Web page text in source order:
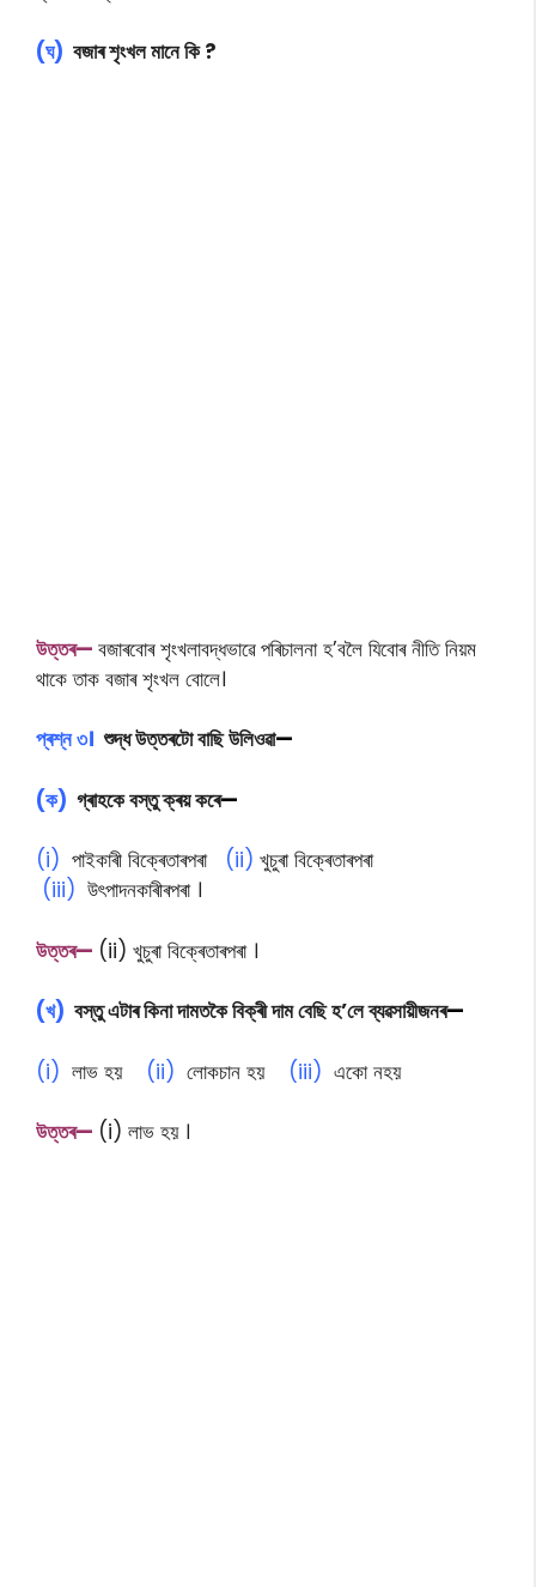
(ঘ) বজাৰ শৃংখল মানে কি ?
উত্তৰ— বজাৰবোৰ শৃংখলাবদ্ধভাৱে পৰিচালনা হ’বলৈ যিবোৰ নীতি নিয়ম
থাকে তাক বজাৰ শৃংখল বোলে।
প্ৰশ্ন ৩। শুদ্ধ উত্তৰটো বাছি উলিওৱা—
(ক) গ্ৰাহকে বস্তু ক্ৰয় কৰে—
(i) পাইকাৰী বিক্ৰেতাৰপৰা (ii) খুচুৰা বিক্ৰেতাৰপৰা
(iii) উৎপাদনকাৰীৰপৰা ।
উত্তৰ— (ii) খুচুৰা বিক্ৰেতাৰপৰা ।
(খ) বস্তু এটাৰ কিনা দামতকৈ বিক্ৰী দাম বেছি হ’লে ব্যৱসায়ীজনৰ—
(i) লাভ হয় (ii) লোকচান হয় (iii) একো নহয়
উত্তৰ— (i) লাভ হয় ।